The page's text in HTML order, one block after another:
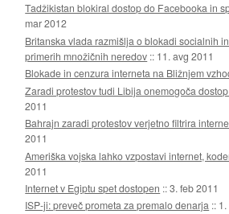
Tadžikistan blokiral dostop do Facebooka in
mar 2012
Britanska vlada razmišlja o blokadi socialnih
primerih množičnih neredov :: 11. avg 2011
Blokade in cenzura interneta na Bližnjem
Zaradi protestov tudi Libija onemogoča
2011
Bahrajn zaradi protestov verjetno filtrira
2011
Ameriška vojska lahko vzpostavi internet,
2011
Internet v Egiptu spet dostopen ::3. feb 2011
ISP-ji: preveč prometa za premalo denarja ::